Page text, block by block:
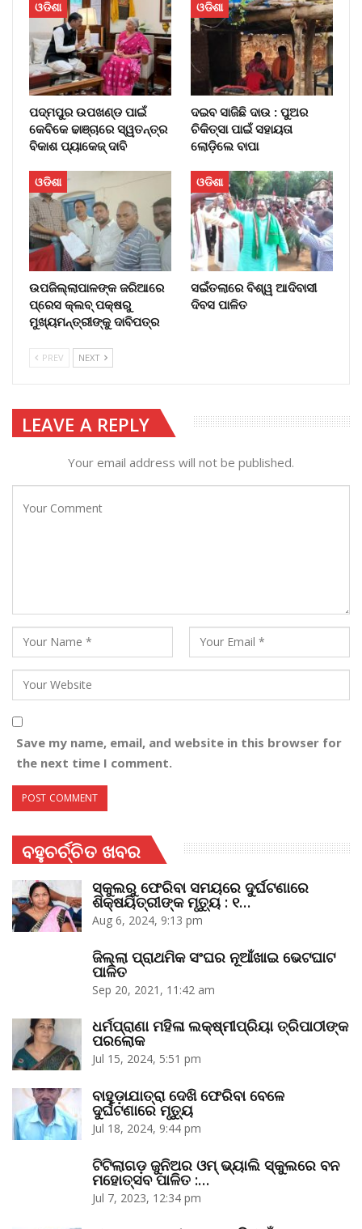
ଓଡିଶା
ପଦ୍ମପୁର ଉପଖଣ୍ଡ ପାଇଁ
କେବିକେ ଢାଞ୍ଚାରେ ସ୍ୱତନ୍ତ୍ର
ବିକାଶ ପ୍ୟାକେଜ୍ ଦାବି
ଓଡିଶା
ଦଇବ ସାଜିଛି ଦାଉ : ପୁଅର
ଚିକିତ୍ସା ପାଇଁ ସହାୟତା
ଲୋଡ଼ିଲେ ବାପା
ଓଡିଶା
ଉପଜିଲ୍ଲାପାଳଙ୍କ ଜରିଆରେ
ପ୍ରେସ କ୍ଲବ୍ ପକ୍ଷରୁ
ମୁଖ୍ୟମନ୍ତ୍ରୀଙ୍କୁ ଦାବିପତ୍ର
ଓଡିଶା
ସଇଁତଲାରେ ବିଶ୍ୱ ଆଦିବାସୀ
ଦିବସ ପାଳିତ
PREV NEXT
LEAVE A REPLY
Your email address will not be published.
Save my name, email, and website in this browser for
the next time I comment.
ବହୁଚର୍ଚ୍ଚିତ ଖବର
ସ୍କୁଲରୁ ଫେରିବା ସମୟରେ ଦୁର୍ଘଟଣାରେ
ଶିକ୍ଷୟିତ୍ରୀଙ୍କ ମୃତ୍ୟୁ : ୧…
Aug 6, 2024, 9:13 pm
ଜିଲ୍ଲା ପ୍ରାଥମିକ ସଂଘର ନୂଆଁଖାଇ ଭେଟଘାଟ
ପାଳିତ
Sep 20, 2021, 11:42 am
ଧର୍ମପ୍ରାଣା ମହିଳା ଲକ୍ଷ୍ମୀପ୍ରିୟା ତ୍ରିପାଠୀଙ୍କ
ପରଲୋକ
Jul 15, 2024, 5:51 pm
ବାହୁଡ଼ାଯାତ୍ରା ଦେଖି ଫେରିବା ବେଳେ
ଦୁର୍ଘଟଣାରେ ମୃତ୍ୟୁ
Jul 18, 2024, 9:44 pm
ଟିଟିଲାଗଡ଼ ଜୁନିଅର ଓମ୍‌ ଭ୍ୟାଲି ସ୍କୁଲରେ ବନ
ମହୋତ୍ସବ ପାଳିତ :…
Jul 7, 2023, 12:34 pm